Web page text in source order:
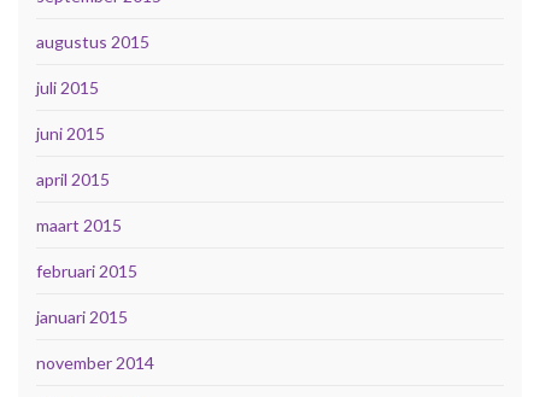
augustus 2015
juli 2015
juni 2015
april 2015
maart 2015
februari 2015
januari 2015
november 2014